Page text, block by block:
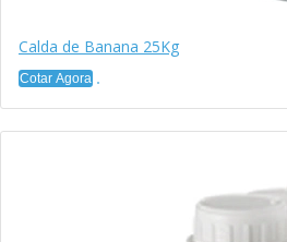
Calda de Banana 25Kg
Cotar Agora